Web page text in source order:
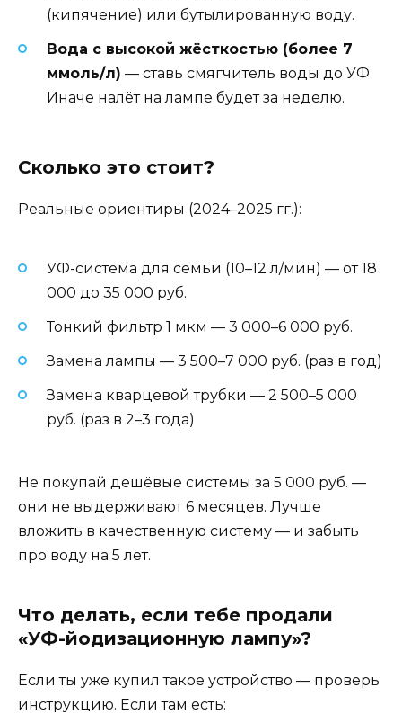
(кипячение) или бутылированную воду.
Вода с высокой жёсткостью (более 7
ммоль/л) — ставь смягчитель воды до УФ.
Иначе налёт на лампе будет за неделю.
Сколько это стоит?
Реальные ориентиры (2024–2025 гг.):
УФ-система для семьи (10–12 л/мин) — от 18
000 до 35 000 руб.
Тонкий фильтр 1 мкм — 3 000–6 000 руб.
Замена лампы — 3 500–7 000 руб. (раз в год)
Замена кварцевой трубки — 2 500–5 000
руб. (раз в 2–3 года)
Не покупай дешёвые системы за 5 000 руб. —
они не выдерживают 6 месяцев. Лучше
вложить в качественную систему — и забыть
про воду на 5 лет.
Что делать, если тебе продали
«УФ-йодизационную лампу»?
Если ты уже купил такое устройство — проверь
инструкцию. Если там есть: